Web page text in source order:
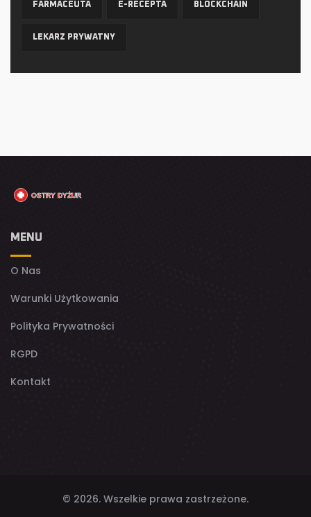
FARMACEUTA E-RECEPTA BLOCKCHAIN
LEKARZ PRYWATNY
MENU
O Nas
Warunki Użytkowania
Polityka Prywatności
RGPD
Kontakt
© 2026. Wszelkie prawa zastrzeżone.